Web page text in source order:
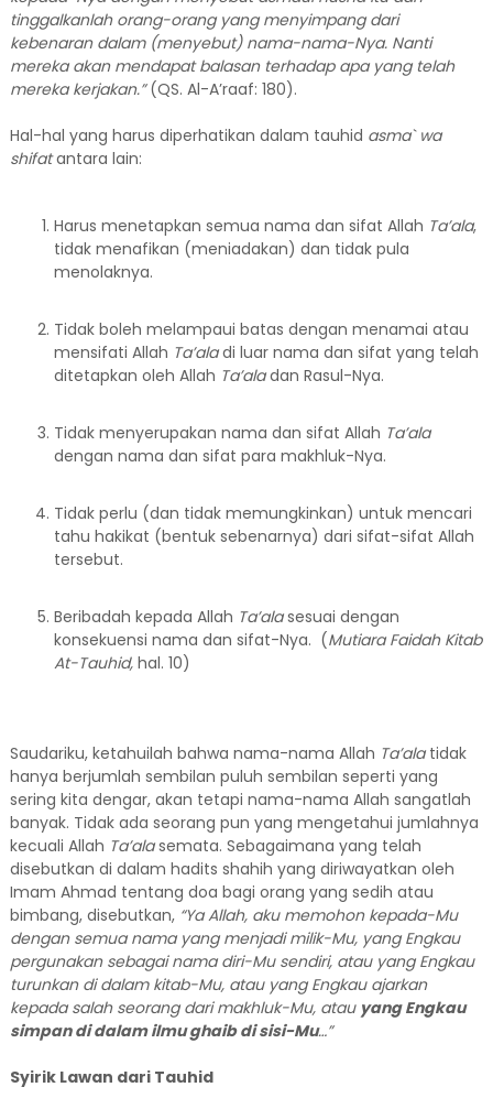
tinggalkanlah orang-orang yang menyimpang dari
kebenaran dalam (menyebut) nama-nama-Nya. Nanti
mereka akan mendapat balasan terhadap apa yang telah
mereka kerjakan.”(QS. Al-A’raaf: 180).
Hal-hal yang harus diperhatikan dalam tauhid asma`wa
shifatantara lain:
Harus menetapkan semua nama dan sifat Allah Ta’ala,
tidak menafikan (meniadakan) dan tidak pula
menolaknya.
Tidak boleh melampaui batas dengan menamai atau
mensifati Allah Ta’aladi luar nama dan sifat yang telah
ditetapkan oleh Allah Ta’aladan Rasul-Nya.
Tidak menyerupakan nama dan sifat Allah Ta’ala
dengan nama dan sifat para makhluk-Nya.
Tidak perlu (dan tidak memungkinkan) untuk mencari
tahu hakikat (bentuk sebenarnya) dari sifat-sifat Allah
tersebut.
Beribadah kepada Allah Ta’alasesuai dengan
konsekuensi nama dan sifat-Nya. (Mutiara Faidah Kitab
At-Tauhid, hal. 10)
Saudariku, ketahuilah bahwa nama-nama Allah Ta’alatidak
hanya berjumlah sembilan puluh sembilan seperti yang
sering kita dengar, akan tetapi nama-nama Allah sangatlah
banyak. Tidak ada seorang pun yang mengetahui jumlahnya
kecuali Allah Ta’alasemata. Sebagaimana yang telah
disebutkan di dalam hadits shahih yang diriwayatkan oleh
Imam Ahmad tentang doa bagi orang yang sedih atau
bimbang, disebutkan, “Ya Allah, aku memohon kepada-Mu
dengan semua nama yang menjadi milik-Mu, yang Engkau
pergunakan sebagai nama diri-Mu sendiri, atau yang Engkau
turunkan di dalam kitab-Mu, atau yang Engkau ajarkan
kepada salah seorang dari makhluk-Mu, atau yang Engkau
simpan di dalam ilmu ghaib di sisi-Mu…”
Syirik Lawan dari Tauhid